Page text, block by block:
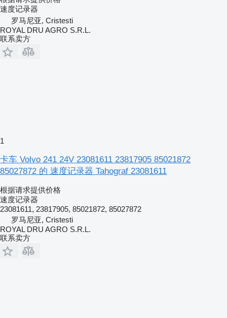
速度记录器
罗马尼亚, Cristesti
ROYAL DRU AGRO S.R.L.
联系卖方
1
卡车 Volvo 241 24V 23081611 23817905 85021872
85027872 的 速度记录器 Tahograf 23081611
根据请求提供价格
速度记录器
23081611, 23817905, 85021872, 85027872
罗马尼亚, Cristesti
ROYAL DRU AGRO S.R.L.
联系卖方